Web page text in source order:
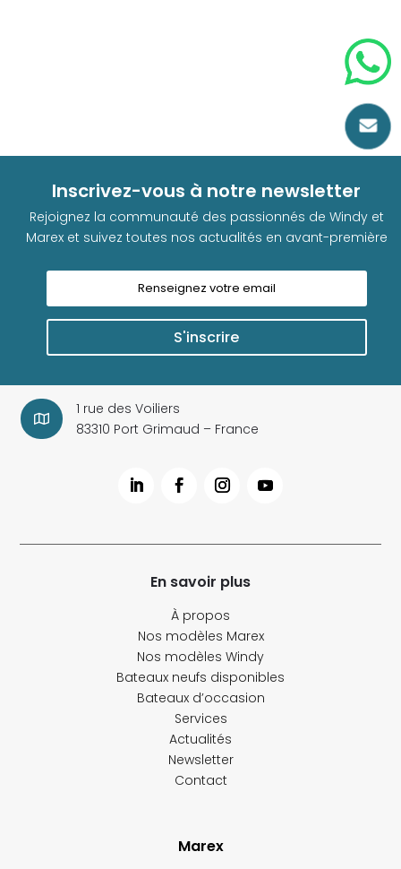

Inscrivez-vous à notre newsletter
Rejoignez la communauté des passionnés de Windy et
Marex et suivez toutes nos actualités en avant-première
S'inscrire

1 rue des Voiliers
83310 Port Grimaud – France
En savoir plus
À propos
Nos modèles Marex
Nos modèles Windy
Bateaux neufs disponibles
Bateaux d’occasion
Services
Actualités
Newsletter
Contact
Marex